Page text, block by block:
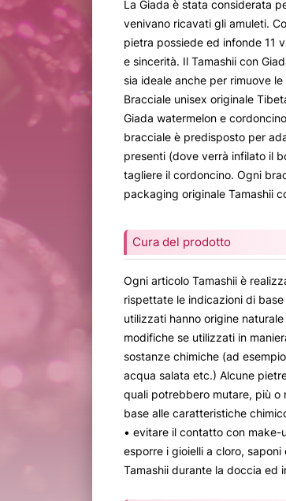
La Giada è stata considerata
venivano ricavati gli amuleti.
pietra possiede ed infonde 11
e sincerità. Il Tamashii con
sia ideale anche per rimuove
Bracciale unisex originale
Giada watermelon e
bracciale è predisposto per
presenti (dove verrà infilato il
tagliere il cordoncino. Ogni
packaging originale Tamashii
Cura del prodotto
Ogni articolo Tamashii è
rispettate le indicazioni di base
utilizzati hanno origine
modifiche se utilizzati in
sostanze chimiche (ad
acqua salata etc.) Alcune
quali potrebbero mutare, più o
base alle caratteristiche
• evitare il contatto con
esporre i gioielli a cloro,
Tamashii durante la doccia ed